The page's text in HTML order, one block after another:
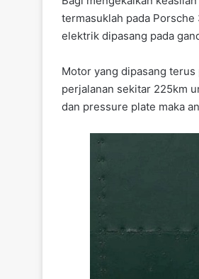
termasuklah pada
elektrik dipasang pada
Motor yang dipasang
perjalanan sekitar 225km
dan pressure plate maka